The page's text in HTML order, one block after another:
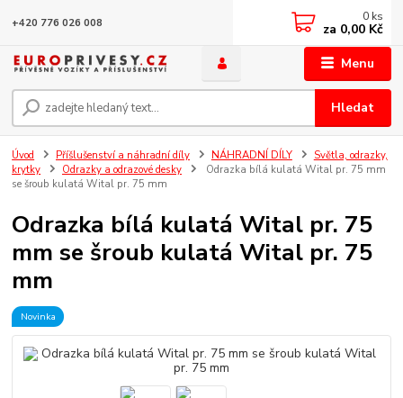
Menu
Hledat
+420 776 026 008 0 ks
za 0,00 Kč
Úvod Příšlušenství a náhradní díly NÁHRADNÍ DÍLY
Světla, odrazky,
krytky
Odrazky a odrazové desky
Odrazka bílá kulatá Wital pr. 75 mm
se šroub kulatá Wital pr. 75 mm
Odrazka bílá kulatá Wital pr. 75
mm se šroub kulatá Wital pr. 75
mm
Novinka